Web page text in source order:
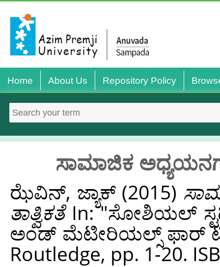
Home About Us Repository Policy
ಸಾಮಾಜಿಕ
ಝೆವಿನ್, ಜ್ಯಾಕ್(2015)
ತಾತ್ವಿಕತೆIn: "ಸೋಶಿಯಲ್
ಅಂಡ್ ಮೆಟೀರಿಯಲ್ಸ್ ಫಾರ್
Routledge, pp. 1-20.